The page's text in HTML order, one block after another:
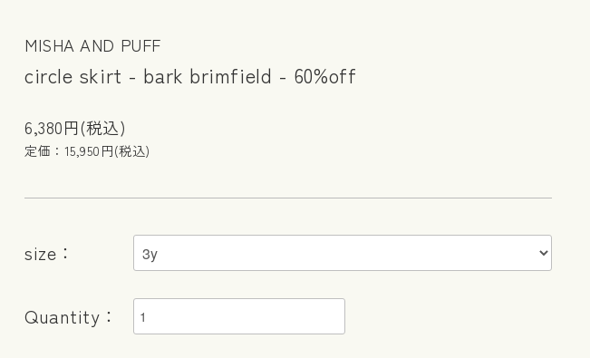
MISHA AND PUFF
circle skirt - bark brimfield - 60%off
6,380円(税込)
定価：15,950円(税込)
size：
Quantity：